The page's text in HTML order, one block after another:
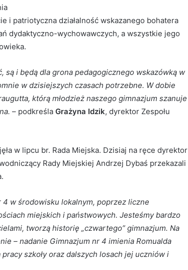
i patriotyczna działalność wskazanego bohatera
dydaktyczno-wychowawczych, a wszystkie jego
i będą dla grona pedagogicznego wskazówką w
w dzisiejszych czasach potrzebne. W dobie
którą młodzież naszego gimnazjum szanuje
– podkreśla Grażyna Idzik, dyrektor Zespołu
w lipcu br. Rada Miejska. Dzisiaj na ręce dyrektor
Rady Miejskiej Andrzej Dybaś przekazali
w środowisku lokalnym, poprzez liczne
miejskich i państwowych. Jesteśmy bardzo
tworzą historię „czwartego” gimnazjum. Na
– nadanie Gimnazjum nr 4 imienia Romualda
szkoły oraz dalszych losach jej uczniów i